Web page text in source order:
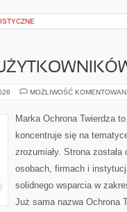
MOŻLIWOŚĆ
Marka Ochrona Twierdza
koncentruje się na
zrozumiały. Strona
osobach, firmach i
solidnego wsparcia w
Już sama nazwa Ochrona